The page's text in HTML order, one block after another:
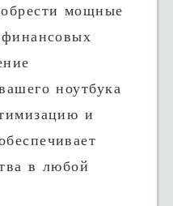
мощные
ноутбука
и
в любой